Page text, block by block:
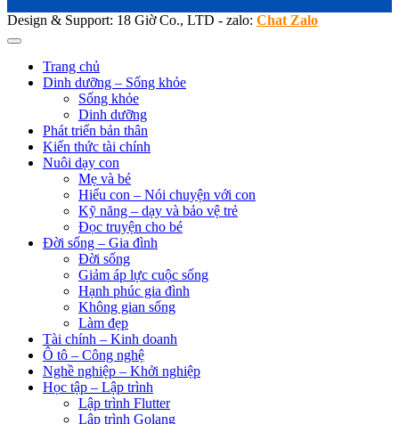
Design & Support: 18 Giờ Co., LTD - zalo: Chat Zalo
Trang chủ
Dinh dưỡng – Sống khỏe
Sống khỏe
Dinh dưỡng
Phát triển bản thân
Kiến thức tài chính
Nuôi dạy con
Mẹ và bé
Hiểu con – Nói chuyện với con
Kỹ năng – dạy và bảo vệ trẻ
Đọc truyện cho bé
Đời sống – Gia đình
Đời sống
Giảm áp lực cuộc sống
Hạnh phúc gia đình
Không gian sống
Làm đẹp
Tài chính – Kinh doanh
Ô tô – Công nghệ
Nghề nghiệp – Khởi nghiệp
Học tập – Lập trình
Lập trình Flutter
Lập trình Golang